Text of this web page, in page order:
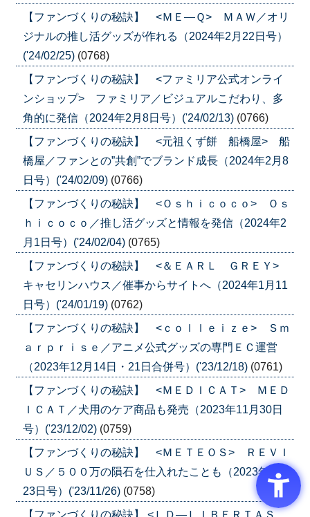
【ファンづくりの秘訣】 <ＭＥ―Ｑ> ＭＡＷ／オリ
ジナルの推し活グッズが作れる（2024年2月22日号）
('24/02/25) (0768)
【ファンづくりの秘訣】 <ファミリア公式オンライ
ンショップ> ファミリア／ビジュアルこだわり、多
角的に発信（2024年2月8日号）('24/02/13) (0766)
【ファンづくりの秘訣】 <元祖くず餅 船橋屋> 船
橋屋／ファンとの”共創”でブランド成長（2024年2月8
日号）('24/02/09) (0766)
【ファンづくりの秘訣】 <Ｏｓｈｉｃｏｃｏ> Ｏｓ
ｈｉｃｏｃｏ／推し活グッズと情報を発信（2024年2
月1日号）('24/02/04) (0765)
【ファンづくりの秘訣】 <＆ＥＡＲＬ ＧＲＥＹ>
キャセリンハウス／催事からサイトへ（2024年1月11
日号）('24/01/19) (0762)
【ファンづくりの秘訣】 <ｃｏｌｌｅｉｚｅ> Ｓｍ
ａｒｐｒｉｓｅ／アニメ公式グッズの専門ＥＣ運営
（2023年12月14日・21日合併号）('23/12/18) (0761)
【ファンづくりの秘訣】 <ＭＥＤＩＣＡＴ> ＭＥＤ
ＩＣＡＴ／犬用のケア商品も発売（2023年11月30日
号）('23/12/02) (0759)
【ファンづくりの秘訣】 <ＭＥＴＥＯＳ> ＲＥＶＩ
ＵＳ／５００万の隕石を仕入れたことも（2023年11月
23日号）('23/11/26) (0758)
【ファンづくりの秘訣】 <ＬＤ―ＬＩＢＥＲＴＡＳ